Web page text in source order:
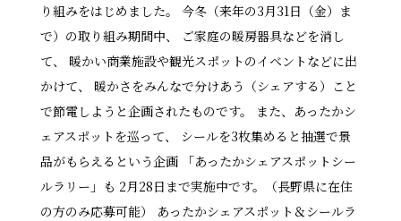
り組みをはじめました。 今冬（来年の3月31日（金）ま
で）の取り組み期間中、 ご家庭の暖房器具などを消し
て、 暖かい商業施設や観光スポットのイベントなどに出
かけて、 暖かさをみんなで分けあう（シェアする）こと
で節電しようと企画されたものです。 また、あったかシ
ェアスポットを巡って、 シールを3枚集めると抽選で景
品がもらえるという企画 「あったかシェアスポットシー
ルラリー」も 2月28日まで実施中です。（長野県に在住
の方のみ応募可能） あったかシェアスポット＆シールラ